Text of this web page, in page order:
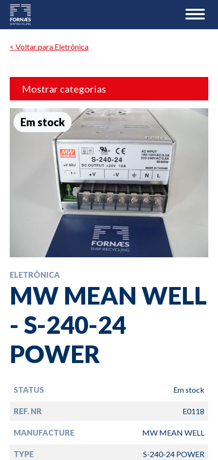
< Voltar para Eletrônica
Mostrar categorias
Em stock
ELETRÔNICA
MW MEAN WELL
- S-240-24
POWER
STATUS Em stock
REF. NR E0118
MANUFACTURE MW MEAN WELL
TYPE S-240-24 POWER